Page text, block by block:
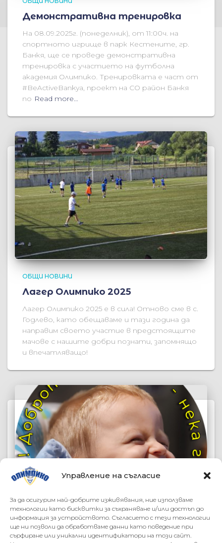
Управление на съгласие
За да осигурим най-добрите изживявания, ние използваме
технологии като бисквитки за съхраняване и/или достъп до
информация за устройството. Съгласието с тези технологии
ще ни позволи да обработваме данни като поведение при
сърфиране или уникални идентификатори на този сайт.
Демонстративна тренировка
На 08.09.2025г. (понеделник), от 11:00ч. на
спортното игрище в парк Кестените, гр.
Банкя, ще се проведе демонстративна
тренировка с участието на футболна
академия Олимпико. Тренировката е част от
#BeActiveBankya, проект на СО район Банкя
по Read more…
ОБЩИ НОВИНИ
Лагер Олимпико 2025
Лагер Олимпико 2025 е в сила! Отново сме в с.
Годлево, като обещаваме и тази година да
направим своето участие в предстоящите
мачове с нашите добри познати, запомнящо
и впечатляващо!
ВАЖНИ НОВИНИ ОБЩИ НОВИНИ СЪОБЩЕНИЯ